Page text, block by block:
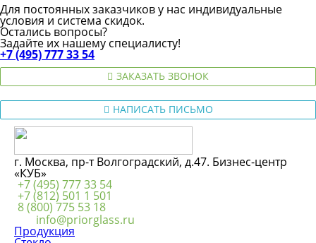
Для постоянных заказчиков у нас индивидуальные
условия и система скидок.
Остались вопросы?
Задайте их нашему специалисту!
+7 (495) 777 33 54
ЗАКАЗАТЬ ЗВОНОК
НАПИСАТЬ ПИСЬМО
г. Москва, пр-т Волгоградский, д.47. Бизнес-центр
«КУБ»
+7 (495) 777 33 54
+7 (812) 501 1 501
8 (800) 775 53 18
info@priorglass.ru
Продукция